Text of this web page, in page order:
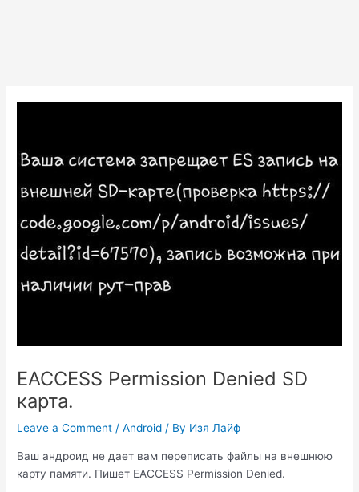
EACCESS Permission Denied SD
карта.
Leave a Comment /Android / By Изя Лайф
Ваш андроид не дает вам переписать файлы на внешнюю
карту памяти. Пишет EACCESS Permission Denied.